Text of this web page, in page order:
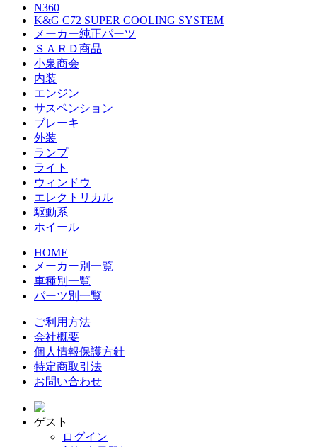
N360
K&G C72 SUPER COOLING SYSTEM
メーカー純正パーツ
ＳＡＲＤ商品
小泉商会
内装
エンジン
サスペンション
ブレーキ
外装
ランプ
ライト
ウィンドウ
エレクトリカル
駆動系
ホイール
HOME
メーカー別一覧
車種別一覧
パーツ別一覧
ご利用方法
会社概要
個人情報保護方針
特定商取引法
お問い合わせ
ゲスト
ログイン